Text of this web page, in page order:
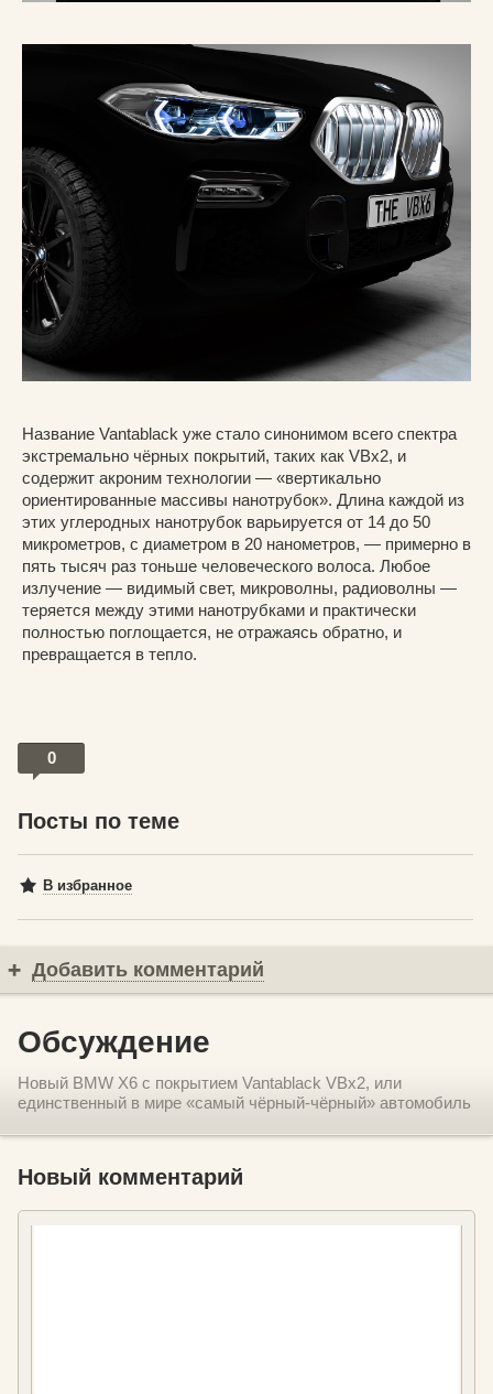
Название Vantablack уже стало синонимом всего спектра
экстремально чёрных покрытий, таких как VBx2, и
содержит акроним технологии — «вертикально
ориентированные массивы нанотрубок». Длина каждой из
этих углеродных нанотрубок варьируется от 14 до 50
микрометров, с диаметром в 20 нанометров, — примерно в
пять тысяч раз тоньше человеческого волоса. Любое
излучение — видимый свет, микроволны, радиоволны —
теряется между этими нанотрубками и практически
полностью поглощается, не отражаясь обратно, и
превращается в тепло.
0
Посты по теме
В избранное
Добавить комментарий
Обсуждение
Новый BMW X6 с покрытием Vantablack VBx2, или
единственный в мире «самый чёрный-чёрный» автомобиль
Новый комментарий